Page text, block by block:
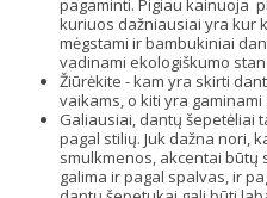
pagaminti. Pigiau kainuoja
kuriuos dažniausiai yra kur
mėgstami ir bambukiniai
vadinami ekologiškumo
Žiūrėkite - kam yra skirti
vaikams, o kiti yra
Galiausiai, dantų šepetėliai
pagal stilių. Juk dažna nori,
smulkmenos, akcentai būtų
galima ir pagal spalvas, ir